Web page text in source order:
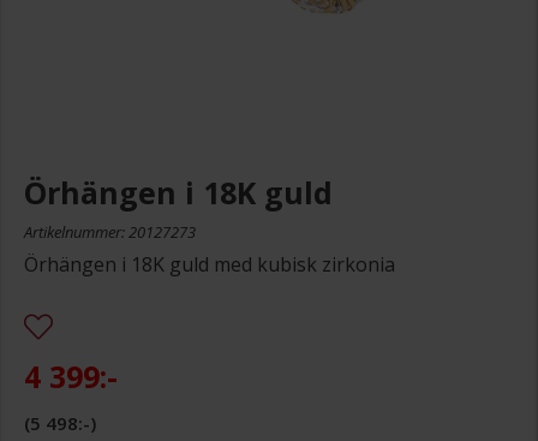
Örhängen i 18K guld
Artikelnummer: 20127273
Örhängen i 18K guld med kubisk zirkonia
4 399:-
5 498:-